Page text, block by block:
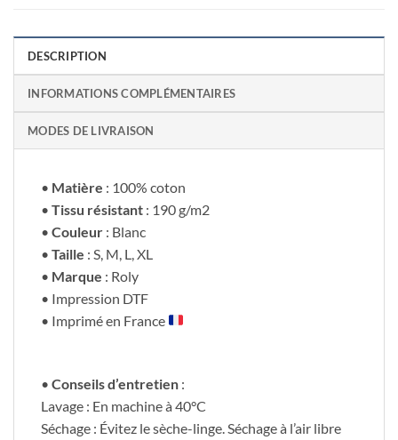
DESCRIPTION
INFORMATIONS COMPLÉMENTAIRES
MODES DE LIVRAISON
• Matière : 100% coton
• Tissu résistant : 190 g/m2
• Couleur : Blanc
• Taille : S, M, L, XL
• Marque : Roly
• Impression DTF
• Imprimé en France
• Conseils d’entretien :
Lavage : En machine à 40°C
Séchage : Évitez le sèche-linge. Séchage à l’air libre